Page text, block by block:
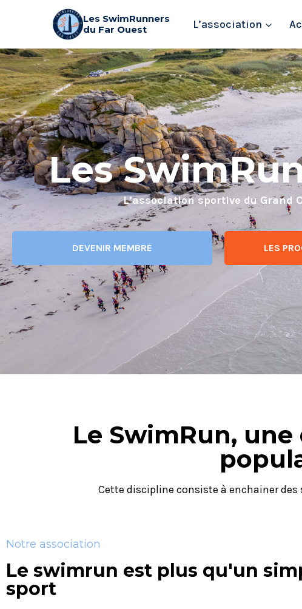
Les SwimRunners
du Far Ouest
L’association
Les
L’association sportive du Grand
DEVENIR MEMBRE LES
Le SwimRun,
Cette discipline consiste à enchainer
Notre association
Le swimrun est plus qu'un
sport